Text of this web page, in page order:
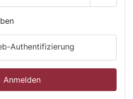
Authentifizierung
Anmelden